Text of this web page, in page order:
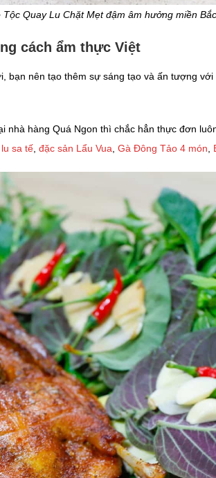
Quay Lu Chặt Mẹt đậm âm hưởng miền Bắc
cách ẩm thực Việt
bạn nên tạo thêm sự sáng tạo và ấn tượng
hàng Quá Ngon thì chắc hẳn thực đơn
sa tế đặc sản Lẩu Vua Gà Đông Tảo 4 món